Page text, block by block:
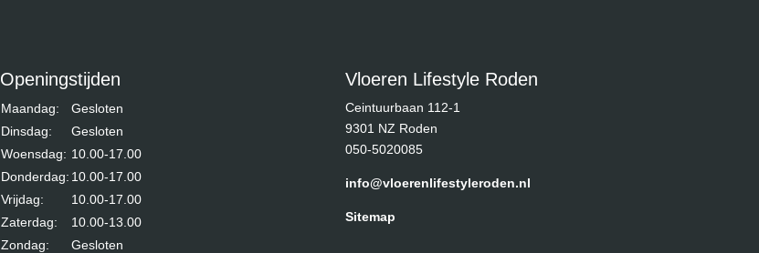
Openingstijden
Maandag:
Gesloten
Dinsdag:
Gesloten
Woensdag: 10.00-17.00
Donderdag: 10.00-17.00
Vrijdag:
10.00-17.00
Zaterdag:
10.00-13.00
Zondag:
Gesloten
Vloeren Lifestyle Roden
Ceintuurbaan 112-1
9301 NZ Roden
050-5020085
info@vloerenlifestyleroden.nl
Sitemap